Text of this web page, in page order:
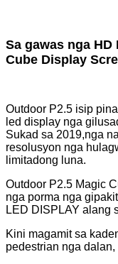
Sa gawas nga
Cube Display
Outdoor P2.5 isip
led display nga
Sukad sa 2019,nga
resolusyon nga
limitadong luna.
Outdoor P2.5 Magic
nga porma nga
LED DISPLAY alang
Kini magamit sa
pedestrian nga